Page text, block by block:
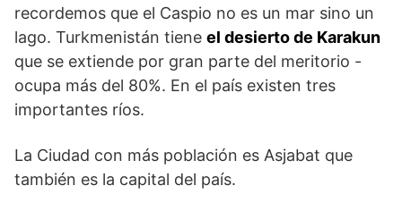
recordemos que el Caspio no es un mar sino un
lago. Turkmenistán tiene el desierto de Karakun
que se extiende por gran parte del meritorio -
ocupa más del 80%. En el país existen tres
importantes ríos.
La Ciudad con más población es Asjabat que
también es la capital del país.